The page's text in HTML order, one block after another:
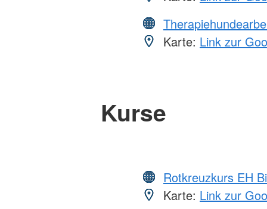
Karte: Link zur
Kurse
Rotkreuzkurs EH
Karte: Link zur